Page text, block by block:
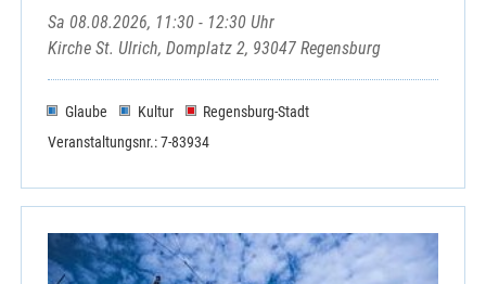
Sa 08.08.2026, 11:30 - 12:30 Uhr
Kirche St. Ulrich, Domplatz 2, 93047 Regensburg
Glaube Kultur
Regensburg-Stadt
Veranstaltungsnr.: 7-83934